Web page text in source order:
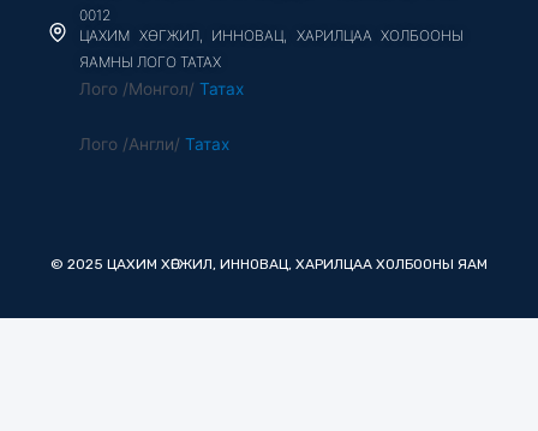
0012
ЦАХИМ ХӨГЖИЛ, ИННОВАЦ, ХАРИЛЦАА ХОЛБООНЫ
ЯАМНЫ ЛОГО ТАТАХ
Лого /Монгол/ Татах
Лого /Англи/ Татах
© 2025 ЦАХИМ ХӨГЖИЛ, ИННОВАЦ, ХАРИЛЦАА ХОЛБООНЫ ЯАМ